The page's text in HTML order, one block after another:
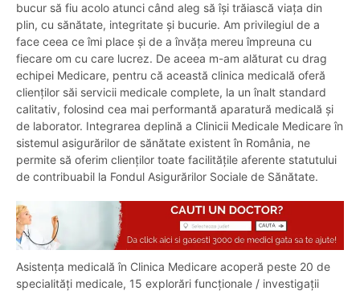
bucur să fiu acolo atunci când aleg să își trăiască viața din
plin, cu sănătate, integritate și bucurie. Am privilegiul de a
face ceea ce îmi place și de a învăța mereu împreuna cu
fiecare om cu care lucrez. De aceea m-am alăturat cu drag
echipei Medicare, pentru că această clinica medicală oferă
clienților săi servicii medicale complete, la un înalt standard
calitativ, folosind cea mai performantă aparatură medicală și
de laborator. Integrarea deplină a Clinicii Medicale Medicare în
sistemul asigurărilor de sănătate existent în România, ne
permite să oferim clienților toate facilitățile aferente statutului
de contribuabil la Fondul Asigurărilor Sociale de Sănătate.
Asistența medicală în Clinica Medicare acoperă peste 20 de
specialități medicale, 15 explorări funcționale / investigații